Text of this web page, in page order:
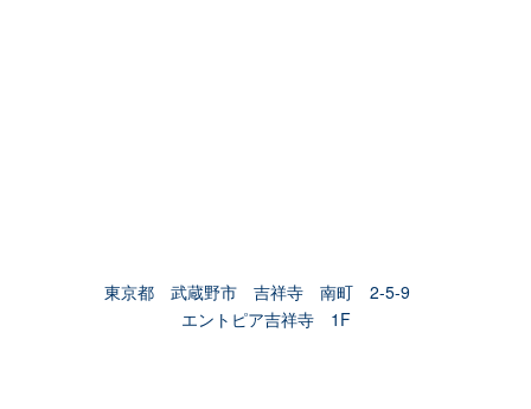
東京都 武蔵野市 吉祥寺 南町 2-5-9
エントピア吉祥寺 1F